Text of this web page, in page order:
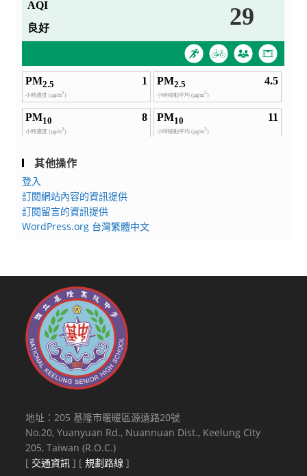
其他操作
登入
訂閱網站內容的資訊提供
訂閱留言的資訊提供
WordPress.org 台灣繁體中文
地址：205 基隆市暖暖區源遠路20號
No.20, Yuanyuan Rd., Nuannuan Dist., Keelung City
205, Taiwan (R.O.C.)
[ 交通資訊 ] [規劃路線 ]